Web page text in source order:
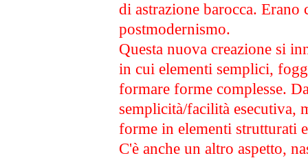
di astrazione barocca.
postmodernismo.
Questa nuova creazione si
in cui elementi semplici,
formare forme complesse.
semplicità/facilità esecutiva,
forme in elementi strutturati
C'è anche un altro aspetto,